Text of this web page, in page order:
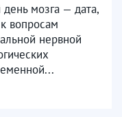
мозга — дата,
вопросам
нервной